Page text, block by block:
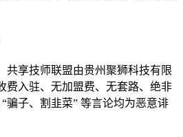
共享技师联盟由贵州聚狮科技有限
费入驻、无加盟费、无套路、绝非
骗子、割韭菜” 等言论均为恶意诽